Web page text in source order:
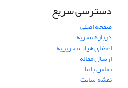
دسترسی سریع
صفحه اصلی
درباره نشریه
اعضای هیات تحریریه
ارسال مقاله
تماس با ما
نقشه سایت